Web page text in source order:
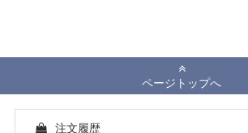
ページトップへ
注文履歴